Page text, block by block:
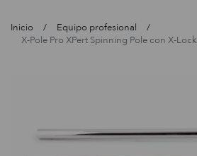
Inicio
Equipo profesional
X-Pole Pro XPert Spinning Pole con X-Lock